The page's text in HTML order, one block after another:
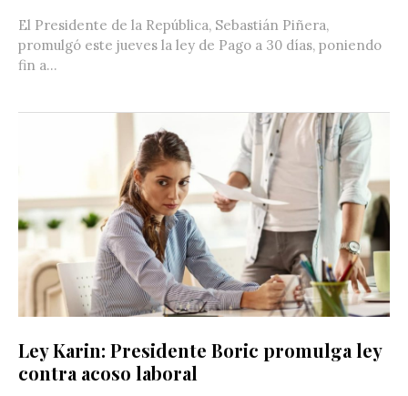
El Presidente de la República, Sebastián Piñera,
promulgó este jueves la ley de Pago a 30 días, poniendo
fin a...
Ley Karin: Presidente Boric promulga ley
contra acoso laboral